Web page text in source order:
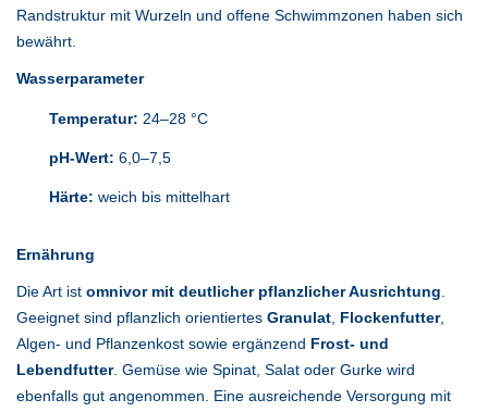
Randstruktur mit Wurzeln und offene Schwimmzonen haben sich
bewährt.
Wasserparameter
Temperatur: 24–28 °C
pH-Wert: 6,0–7,5
Härte: weich bis mittelhart
Ernährung
Die Art ist omnivor mit deutlicher pflanzlicher Ausrichtung.
Geeignet sind pflanzlich orientiertes Granulat, Flockenfutter,
Algen- und Pflanzenkost sowie ergänzend Frost- und
Lebendfutter. Gemüse wie Spinat, Salat oder Gurke wird
ebenfalls gut angenommen. Eine ausreichende Versorgung mit